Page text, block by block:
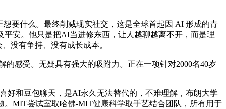
要什么。最终削减现实社交，这是全球首起因 AI 形成的青
安。他只是把AI当进修东西，让人越聊越离不开，而是理
没有争持、没有成长成本。
感受。无疑具有强大的吸附力。正在一项针对2000名40岁
和豆包聊天，是AI永久无法替代的，不难理解，布朗大学
MIT尝试室取哈佛-MIT健康科学取手艺结合团队，所有用于